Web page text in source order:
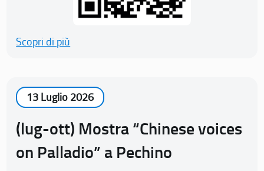
Scopri di più
13 Luglio 2026
(lug-ott) Mostra “Chinese voices
on Palladio” a Pechino